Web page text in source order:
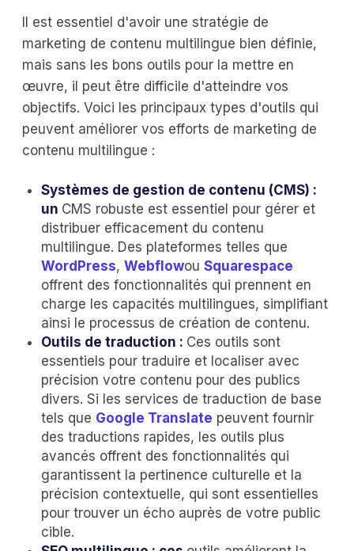
Il est essentiel d'avoir une stratégie de
marketing de contenu multilingue bien définie,
mais sans les bons outils pour la mettre en
œuvre, il peut être difficile d'atteindre vos
objectifs. Voici les principaux types d'outils qui
peuvent améliorer vos efforts de marketing de
contenu multilingue :
Systèmes de gestion de contenu (CMS) :
un CMS robuste est essentiel pour gérer et
distribuer efficacement du contenu
multilingue. Des plateformes telles que
WordPress, Webflowou Squarespace
offrent des fonctionnalités qui prennent en
charge les capacités multilingues, simplifiant
ainsi le processus de création de contenu.
Outils de traduction : Ces outils sont
essentiels pour traduire et localiser avec
précision votre contenu pour des publics
divers. Si les services de traduction de base
tels que Google Translate peuvent fournir
des traductions rapides, les outils plus
avancés offrent des fonctionnalités qui
garantissent la pertinence culturelle et la
précision contextuelle, qui sont essentielles
pour trouver un écho auprès de votre public
cible.